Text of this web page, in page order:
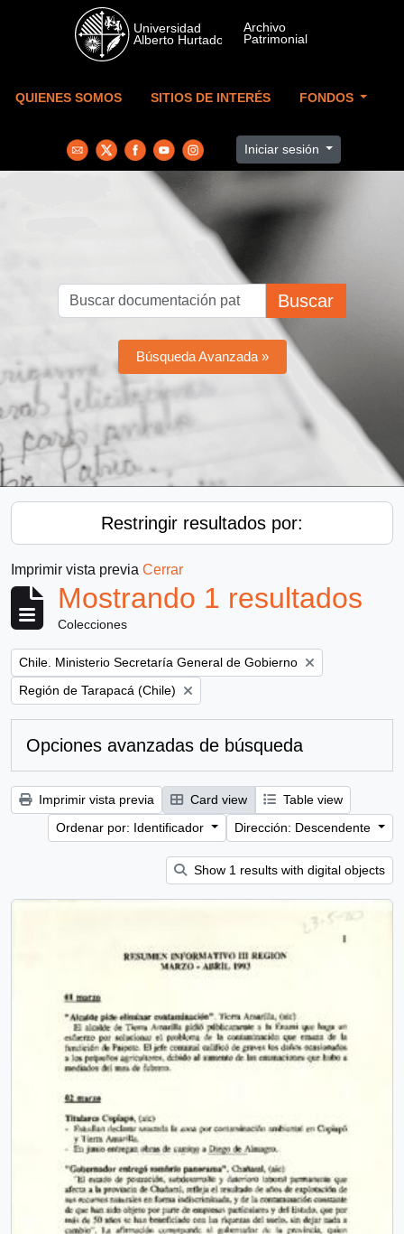
Skip to main content
QUIENES SOMOS SITIOS DE INTERÉS FONDOS
Iniciar sesión
Buscar
Búsqueda Avanzada »
Restringir resultados por:
Imprimir vista previa Cerrar
Mostrando 1 resultados
Colecciones
Remove filter:
Chile. Ministerio Secretaría General de Gobierno
Remove filter:
Región de Tarapacá (Chile)
Opciones avanzadas de búsqueda
Imprimir vista previa Card view
Table view
Ordenar por: Identificador
Dirección: Descendente
Show 1 results with digital objects